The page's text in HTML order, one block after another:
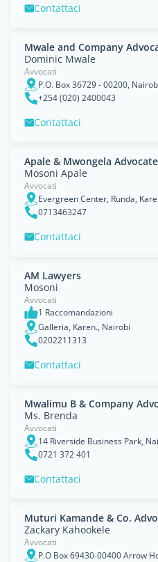
Contattaci
Mwale and Company
Dominic Mwale
Avvocati
P.O. Box 36729 - 00200,
+254 (020) 2400043
Contattaci
Apale & Mwongela
Mosoni Apale
Avvocati
Evergreen Center, Runda,
0713463247
Contattaci
AM Lawyers
Mosoni
Avvocati
1 Raccomandazioni
Galleria, Karen., Nairobi
0202211313
Contattaci
Mwalimu B & Company
Ms. Brenda
Avvocati
14 Riverside Business Park,
0721 372 401
Contattaci
Muturi Kamande & Co.
Zackary Kahookele
Avvocati
P.O Box 69430-00400 Arrow